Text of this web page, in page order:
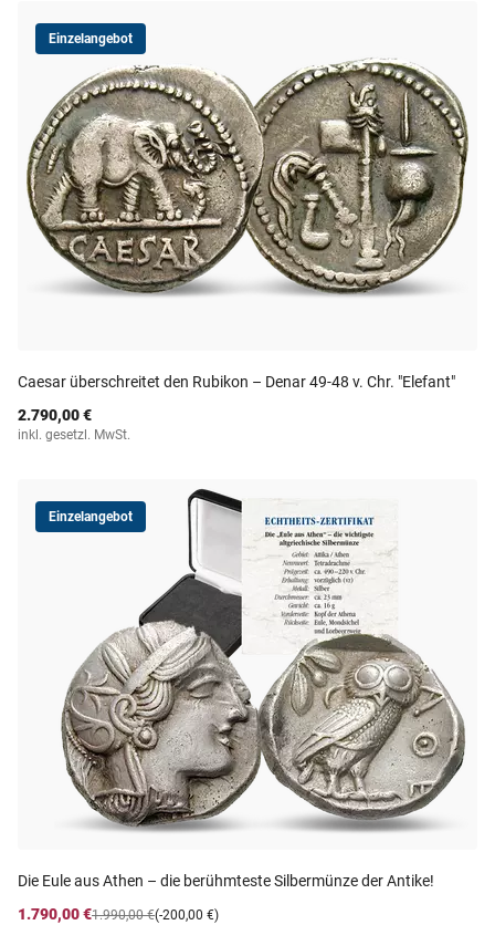
Einzelangebot
Caesar überschreitet den Rubikon – Denar 49-48 v. Chr. "Elefant"
2.790,00 €
inkl. gesetzl. MwSt.
Einzelangebot
Die Eule aus Athen – die berühmteste Silbermünze der Antike!
1.790,00 €
(-200,00 €)
1.990,00 €